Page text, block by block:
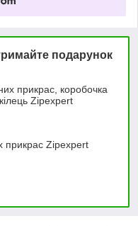
подарунок
прикрас, коробочка
Zipexpert
прикрас Zipexpert